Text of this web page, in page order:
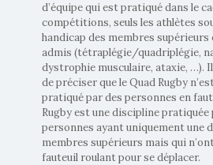
d’équipe qui est pratiqué dans le
compétitions, seuls les athlètes
handicap des membres
admis (tétraplégie/quadriplégie,
dystrophie musculaire, ataxie, …).
de préciser que le Quad Rugby
pratiqué par des personnes en
Rugby est une discipline pratiquée
personnes ayant uniquement une
membres supérieurs mais qui
fauteuil roulant pour se déplacer.